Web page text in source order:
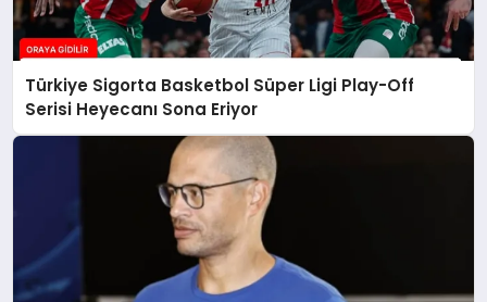
Türkiye Sigorta Basketbol Süper Ligi Play-Off
Serisi Heyecanı Sona Eriyor